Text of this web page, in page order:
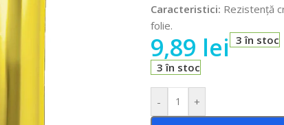
Caracteristici: Rezistență
folie.
9,89 lei
3 în stoc
3 în stoc
- +